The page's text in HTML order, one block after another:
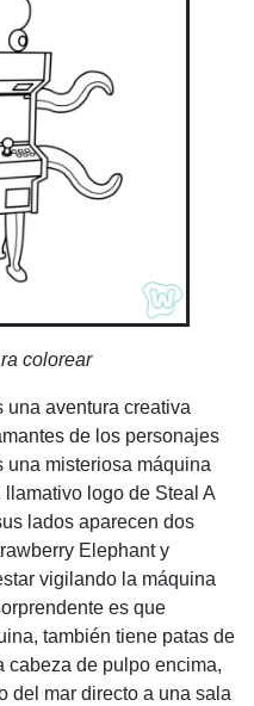
colorear
una aventura creativa
de los personajes
una misteriosa máquina
logo de Steal A
lados aparecen dos
Elephant y
vigilando la máquina
es que
también tiene patas de
cabeza de pulpo encima,
del mar directo a una sala